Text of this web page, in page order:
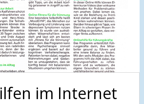
im Internet